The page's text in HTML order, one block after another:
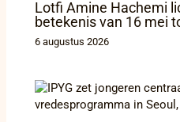
Lotfi Amine Hachemi
betekenis van 16 mei
6 augustus 2026